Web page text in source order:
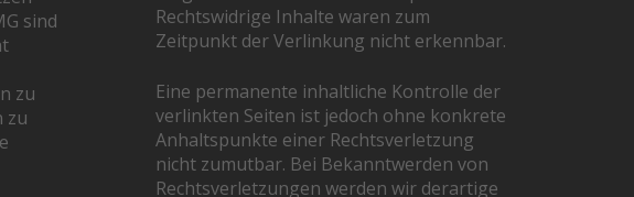
sind
zu
zu
Rechtswidrige Inhalte waren zum
Zeitpunkt der Verlinkung nicht erkennbar.
Eine permanente inhaltliche Kontrolle der
verlinkten Seiten ist jedoch ohne konkrete
Anhaltspunkte einer Rechtsverletzung
nicht zumutbar. Bei Bekanntwerden von
Rechtsverletzungen werden wir derartige